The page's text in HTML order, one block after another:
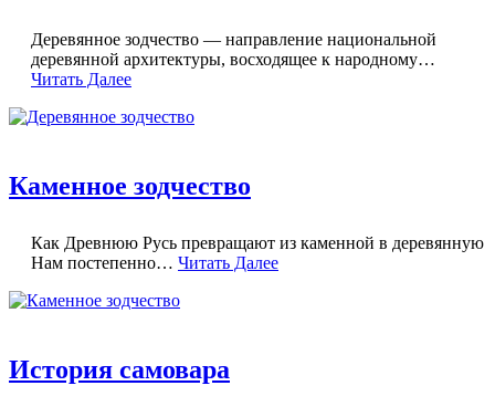
Деревянное зодчество — направление национальной
деревянной архитектуры, восходящее к народному…
Читать Далее
Каменное зодчество
Как Древнюю Русь превращают из каменной в деревянную
Нам постепенно… Читать Далее
История самовара